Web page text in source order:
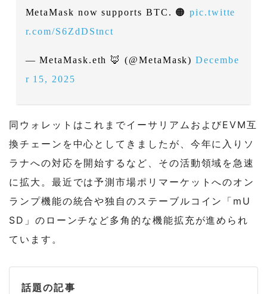
MetaMask now supports BTC. 🟠pic.twitte
r.com/S6ZdDStnct
— MetaMask.eth 🦊 (@MetaMask)Decembe
r 15, 2025
同ウォレットはこれまでイーサリアムおよびEVM互
換チェーンを中心としてきましたが、今年に入りソ
ラナへの対応を開始するなど、その活動領域を急速
に拡大。最近では予測市場ポリマーケットへのオン
ランプ機能の統合や独自のステーブルコイン「mU
SD」のローンチなど多角的な機能拡充が進められ
ています。
話題の記事